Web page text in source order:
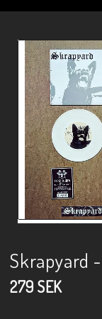
Skrapyard
279 SEK